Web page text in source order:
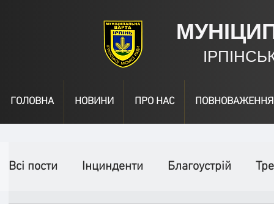
ГОЛОВНА НОВИНИ ПРО НАС ПОВНОВАЖЕННЯ
Всі пости Інцинденти Благоустрій